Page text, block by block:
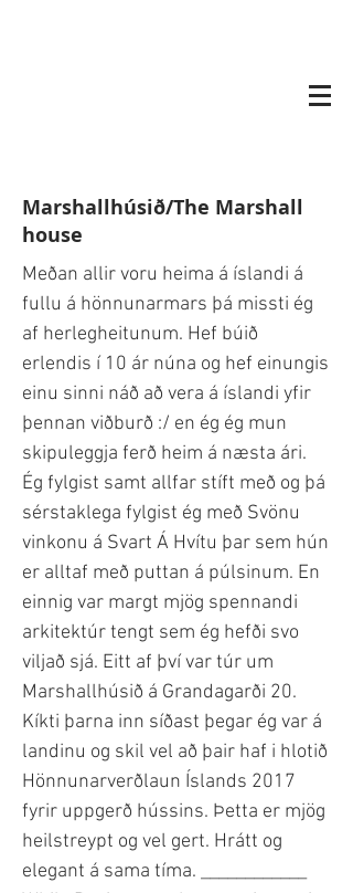
Marshallhúsið/The Marshall
house
Meðan allir voru heima á íslandi á
fullu á hönnunarmars þá missti ég
af herlegheitunum. Hef búið
erlendis í 10 ár núna og hef einungis
einu sinni náð að vera á íslandi yfir
þennan viðburð :/ en ég ég mun
skipuleggja ferð heim á næsta ári.
Ég fylgist samt allfar stíft með og þá
sérstaklega fylgist ég með Svönu
vinkonu á Svart Á Hvítu þar sem hún
er alltaf með puttan á púlsinum. En
einnig var margt mjög spennandi
arkitektúr tengt sem ég hefði svo
viljað sjá. Eitt af því var túr um
Marshallhúsið á Grandagarði 20.
Kíkti þarna inn síðast þegar ég var á
landinu og skil vel að þair haf i hlotið
Hönnunarverðlaun Íslands 2017
fyrir uppgerð hússins. Þetta er mjög
heilstreypt og vel gert. Hrátt og
elegant á sama tíma. ____________